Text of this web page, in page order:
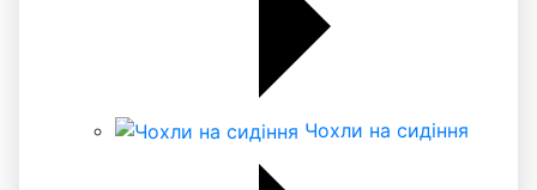
Чохли на сидіння